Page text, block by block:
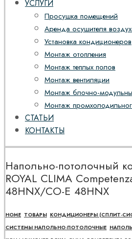
УСЛУГИ
Просушка помещений
Аренда осушителя
Установка кондиционеров
Монтаж отопления
Монтаж теплых полов
Монтаж вентиляции
Монтаж блочно-
Монтаж
СТАТЬИ
КОНТАКТЫ
Напольно-потолочный
ROYAL CLIMA
48HNX/CO-E 48HNX
HOME ТОВАРЫ КОНДИЦИОНЕРЫ (СПЛИТ-
СИСТЕМЫ НАПОЛЬНО-ПОТОЛОЧНЫЕ